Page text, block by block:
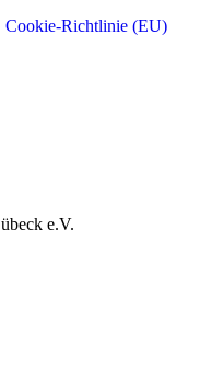
Cookie-Richtlinie (EU)
e.V.